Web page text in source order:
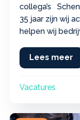
collega’s
35 jaar zijn wij
helpen wij
metalen en
aanhoudende
Lees meer
Vacatures